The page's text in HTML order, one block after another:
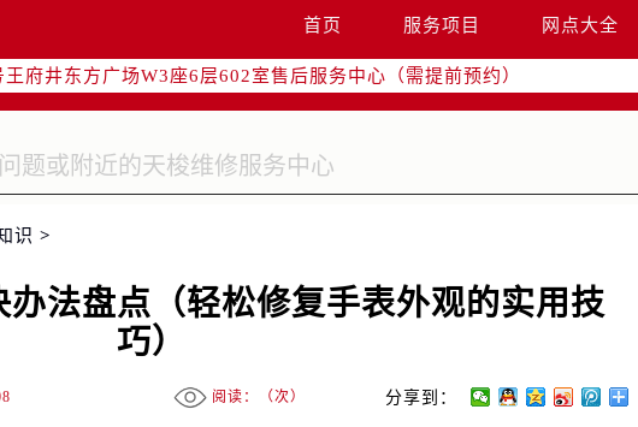
首页 服务项目 网点大全
甲6号华熙国际中心写字楼D座11层1102室（需提前预约）
甲6号华熙国际中心D座11层1102室售后服务中心（需提前预约）
府井东方广场W3座6层602室售后服务中心（需提前预约）
识 >
法盘点（轻松修复手表外观的实用技
巧）
阅读：（次） 分享到：